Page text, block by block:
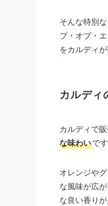
そんな特別
プ・オブ・
をカルディ
カルディ
カルディで
な味わいで
オレンジや
な風味が広
な良い香り